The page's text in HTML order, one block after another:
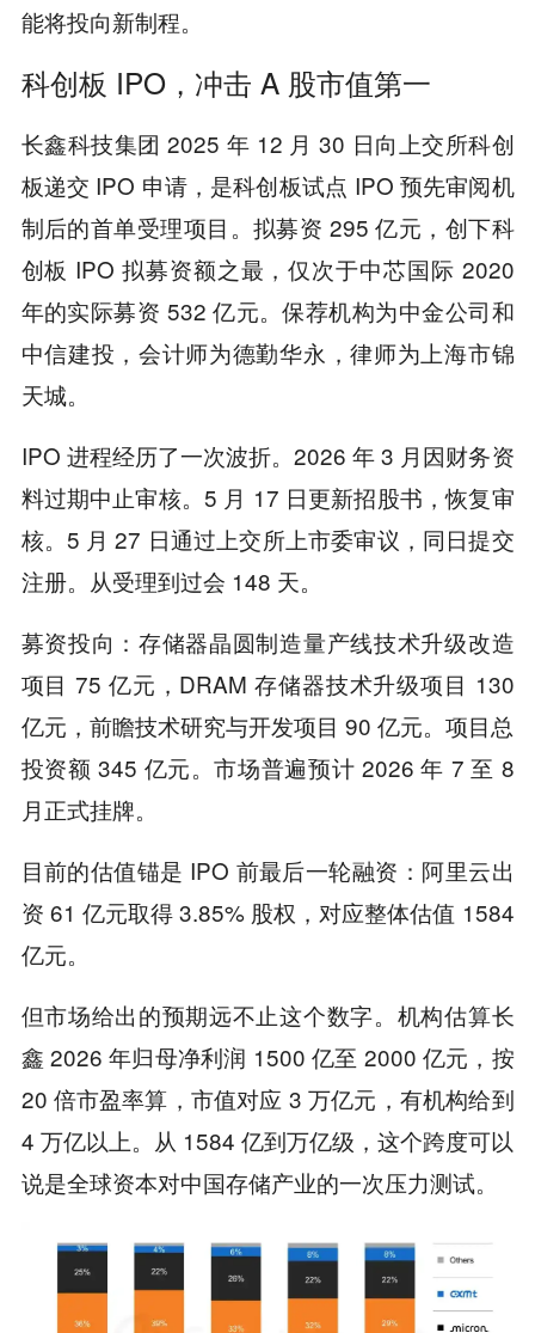
能将投向新制程。
科创板 IPO，冲击 A 股市值第一
长鑫科技集团 2025 年 12 月 30 日向上交所科创
板递交 IPO 申请，是科创板试点 IPO 预先审阅机
制后的首单受理项目。拟募资 295 亿元，创下科
创板 IPO 拟募资额之最，仅次于中芯国际 2020
年的实际募资 532 亿元。保荐机构为中金公司和
中信建投，会计师为德勤华永，律师为上海市锦
天城。
IPO 进程经历了一次波折。2026 年 3 月因财务资
料过期中止审核。5 月 17 日更新招股书，恢复审
核。5 月 27 日通过上交所上市委审议，同日提交
注册。从受理到过会 148 天。
募资投向：存储器晶圆制造量产线技术升级改造
项目 75 亿元，DRAM 存储器技术升级项目 130
亿元，前瞻技术研究与开发项目 90 亿元。项目总
投资额 345 亿元。市场普遍预计 2026 年 7 至 8
月正式挂牌。
目前的估值锚是 IPO 前最后一轮融资：阿里云出
资 61 亿元取得 3.85% 股权，对应整体估值 1584
亿元。
但市场给出的预期远不止这个数字。机构估算长
鑫 2026 年归母净利润 1500 亿至 2000 亿元，按
20 倍市盈率算，市值对应 3 万亿元，有机构给到
4 万亿以上。从 1584 亿到万亿级，这个跨度可以
说是全球资本对中国存储产业的一次压力测试。